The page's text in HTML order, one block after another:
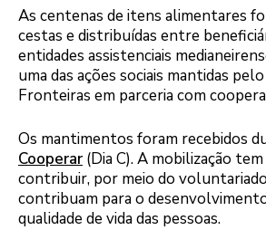
As centenas de itens alimentares
cestas e distribuídas entre
entidades assistenciais
uma das ações sociais mantidas
Fronteiras em parceria com
Os mantimentos foram recebidos
Cooperar (Dia C). A mobilização
contribuir, por meio do
contribuam para o
qualidade de vida das pessoas.